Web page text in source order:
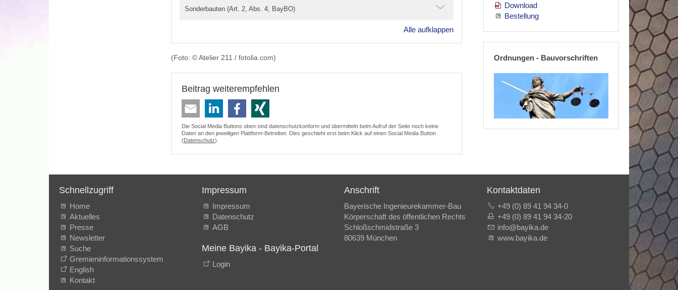
Sonderbauten (Art. 2, Abs. 4, BayBO)
Alle aufklappen
(Foto: © Atelier 211 / fotolia.com)
Beitrag weiterempfehlen
Die Social Media Buttons oben sind datenschutzkonform und übermitteln beim Aufruf der Seite noch keine
Daten an den jeweiligen Plattform-Betreiber. Dies geschieht erst beim Klick auf einen Social Media Button
(Datenschutz).
Download
Bestellung
Ordnungen - Bauvorschriften
Schnellzugriff
Home
Aktuelles
Presse
Newsletter
Suche
Gremieninformationssystem
English
Kontakt
Impressum
Impressum
Datenschutz
AGB
Meine Bayika - Bayika-Portal
Login
Anschrift
Bayerische Ingenieurekammer-Bau
Körperschaft des öffentlichen Rechts
Schloßschmidstraße 3
80639 München
Kontaktdaten
+49 (0) 89 41 94 34-0
+49 (0) 89 41 94 34-20
info@bayika.de
www.bayika.de